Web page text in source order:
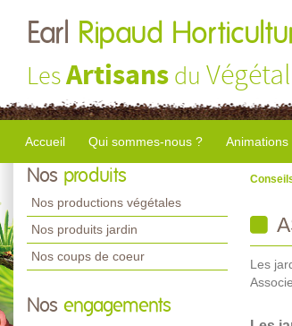
Earl Ripaud
LesArtisans du Végétal
Accueil Qui sommes-nous ? Animations
Nos produits
Nos productions végétales
Nos produits jardin
Nos coups de coeur
Nos engagements
Les